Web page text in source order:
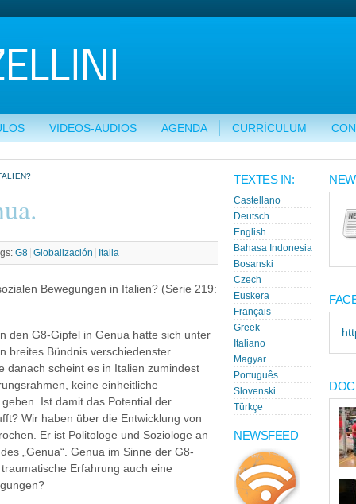
VIDEOS-AUDIOS AGENDA CURRÍCULUM
G8 Globalización Italia
Bewegungen in Italien? (Serie 219:
den G8-Gipfel in Genua hatte sich unter
breites Bündnis verschiedenster
danach scheint es in Italien zumindest
keine einheitliche
Ist damit das Potential der
Wir haben über die Entwicklung von
Er ist Politologe und Soziologe an
„Genua“. Genua im Sinne der G8-
Erfahrung auch eine
TEXTES IN:
Castellano
Deutsch
English
Bahasa Indonesia
Bosanski
Czech
Euskera
Français
Greek
Italiano
Magyar
Português
Slovenski
Türkçe
NEWSFEED